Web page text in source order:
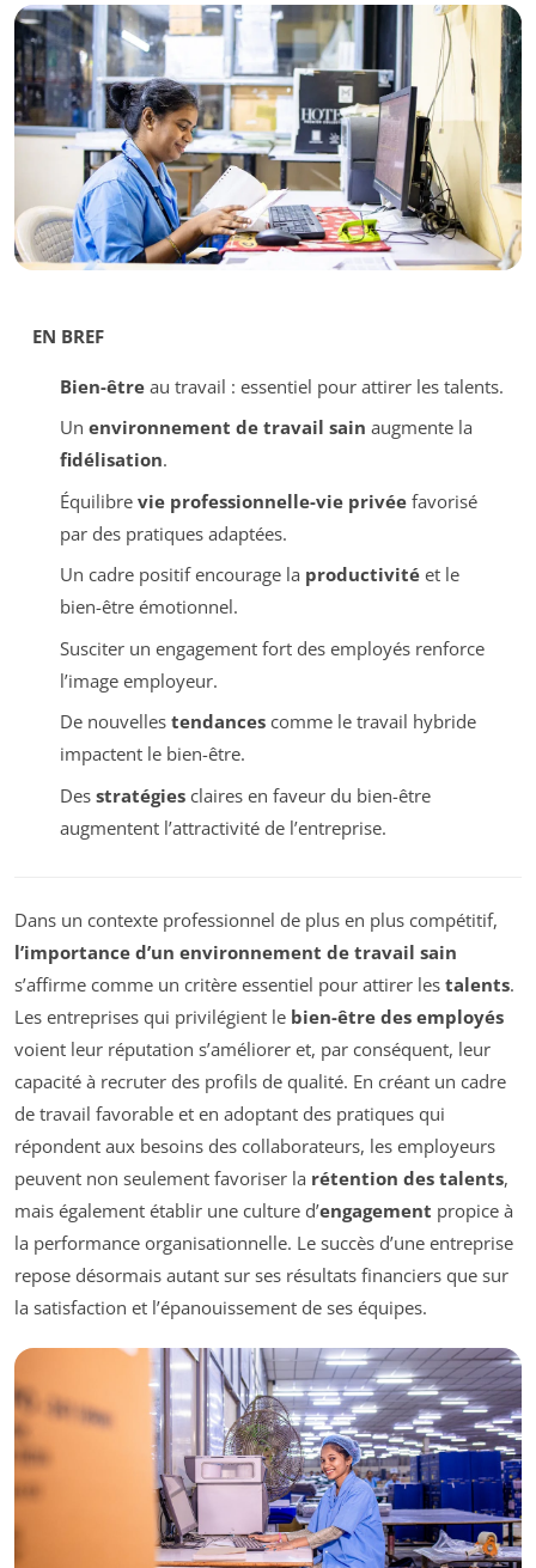
EN BREF
Bien-êtreau travail : essentiel pour attirer les talents.
Un environnement de travail sain augmente la
fidélisation.
Équilibre vie professionnelle-vie privéefavorisé
par des pratiques adaptées.
Un cadre positif encourage la productivitéet le
bien-être émotionnel.
Susciter un engagement fort des employés renforce
l’image employeur.
De nouvelles tendancescomme le travail hybride
impactent le bien-être.
Des stratégiesclaires en faveur du bien-être
augmentent l’attractivité de l’entreprise.
Dans un contexte professionnel de plus en plus compétitif,
l’importance d’un environnement de travail sain
s’affirme comme un critère essentiel pour attirer les talents.
Les entreprises qui privilégient le bien-être des employés
voient leur réputation s’améliorer et, par conséquent, leur
capacité à recruter des profils de qualité. En créant un cadre
de travail favorable et en adoptant des pratiques qui
répondent aux besoins des collaborateurs, les employeurs
peuvent non seulement favoriser la rétention des talents,
mais également établir une culture d’engagement propice à
la performance organisationnelle. Le succès d’une entreprise
repose désormais autant sur ses résultats financiers que sur
la satisfaction et l’épanouissement de ses équipes.